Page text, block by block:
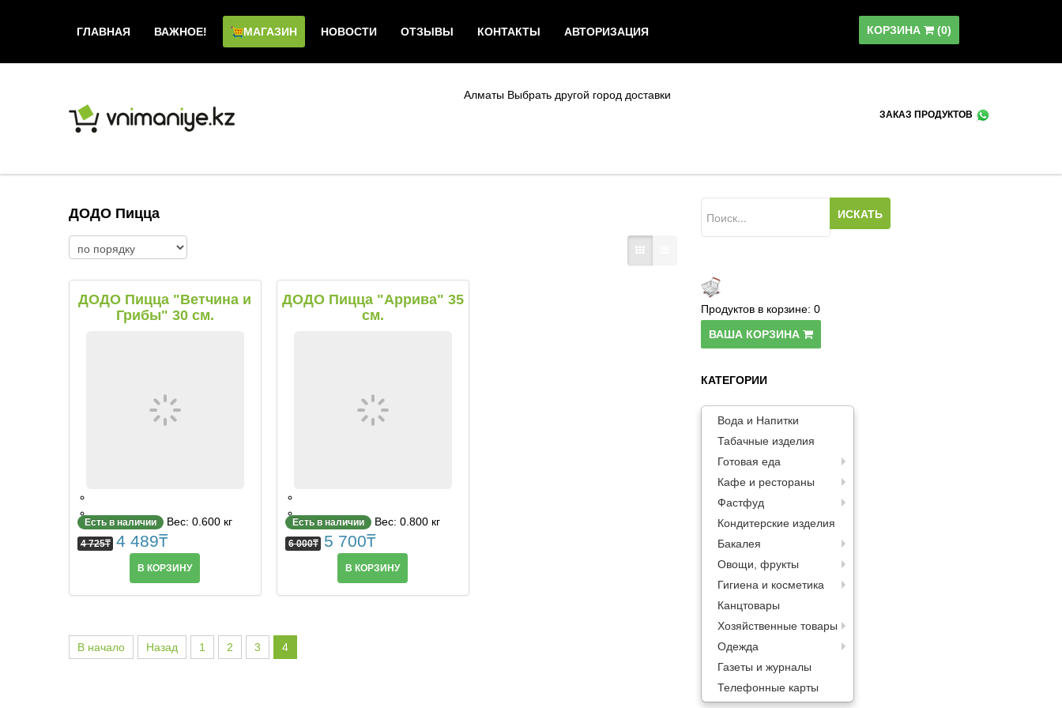
ГЛАВНАЯ ВАЖНОЕ! МАГАЗИН НОВОСТИ ОТЗЫВЫ КОНТАКТЫ АВТОРИЗАЦИЯ КОРЗИНА (0)
Алматы Выбрать другой город доставки
ЗАКАЗ ПРОДУКТОВ
ДОДО Пицца
ДОДО Пицца "Ветчина и
Грибы" 30 см.
Есть в наличии Вес: 0.600 кг
4 725₸ 4 489₸
В КОРЗИНУ
ДОДО Пицца "Аррива" 35
см.
Есть в наличии Вес: 0.800 кг
6 000₸ 5 700₸
В КОРЗИНУ
В начало Назад 1 2 3 4
Продуктов в корзине: 0
ВАША КОРЗИНА
КАТЕГОРИИ
Вода и Напитки
Табачные изделия
Готовая еда
Кафе и рестораны
Фастфуд
Кондитерские изделия
Бакалея
Овощи, фрукты
Гигиена и косметика
Канцтовары
Хозяйственные товары
Одежда
Газеты и журналы
Телефонные карты